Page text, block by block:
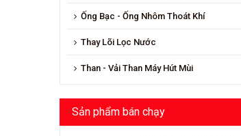
Ống Bạc - Ống Nhôm Thoát Khí
Thay Lõi Lọc Nước
Than - Vải Than Máy Hút Mùi
Sản phẩm bán chạy